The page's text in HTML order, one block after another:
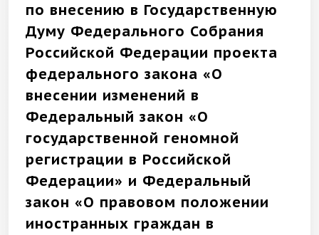
по внесению в Государственную
Думу Федерального Собрания
Российской Федерации проекта
федерального закона «О
внесении изменений в
Федеральный закон «О
государственной геномной
регистрации в Российской
Федерации» и Федеральный
закон «О правовом положении
иностранных граждан в